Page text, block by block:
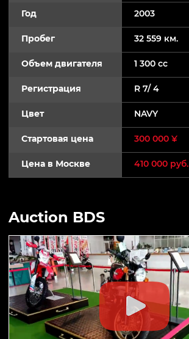
Год 2003
Пробег 32 559 км.
Объем двигателя 1 300 cc
Регистрация R 7/ 4
Цвет NAVY
Стартовая цена 300 000 ¥
Цена в Москве 410 000 руб.
Auction BDS